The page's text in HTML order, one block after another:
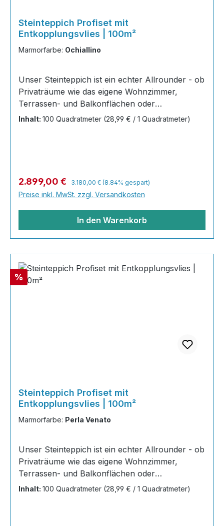
Steinteppich Profiset mit
Entkopplungsvlies | 100m²
Marmorfarbe: Ochiallino
Unser Steinteppich ist ein echter Allrounder - ob
Privaträume wie das eigene Wohnzimmer,
Terrassen- und Balkonflächen oder
Gewerbeobjekte und Austellungsräume; unsere
und einfach zu verlegen. Stöbern Sie in unserem
Shop nach Ihrer Lieblingsfarbe und legen Sie
gleich los! Inhalt 40x25kg Marmorsteine 20 kg
Grundierung AT-EG 30 80
Inhalt: 100 Quadratmeter (28,99 € / 1 Quadratmeter)
Verkaufspreis:
2.899,00 € Regulärer Preis:
3.180,00 € (8.84% gespart)
Preise inkl. MwSt. zzgl. Versandkosten
In den Warenkorb
Rabatt
%
Steinteppich Profiset mit
Entkopplungsvlies | 100m²
Marmorfarbe: Perla Venato
Unser Steinteppich ist ein echter Allrounder - ob
Privaträume wie das eigene Wohnzimmer,
Terrassen- und Balkonflächen oder
Gewerbeobjekte und Austellungsräume; unsere
Inhalt: 100 Quadratmeter (28,99 € / 1 Quadratmeter)